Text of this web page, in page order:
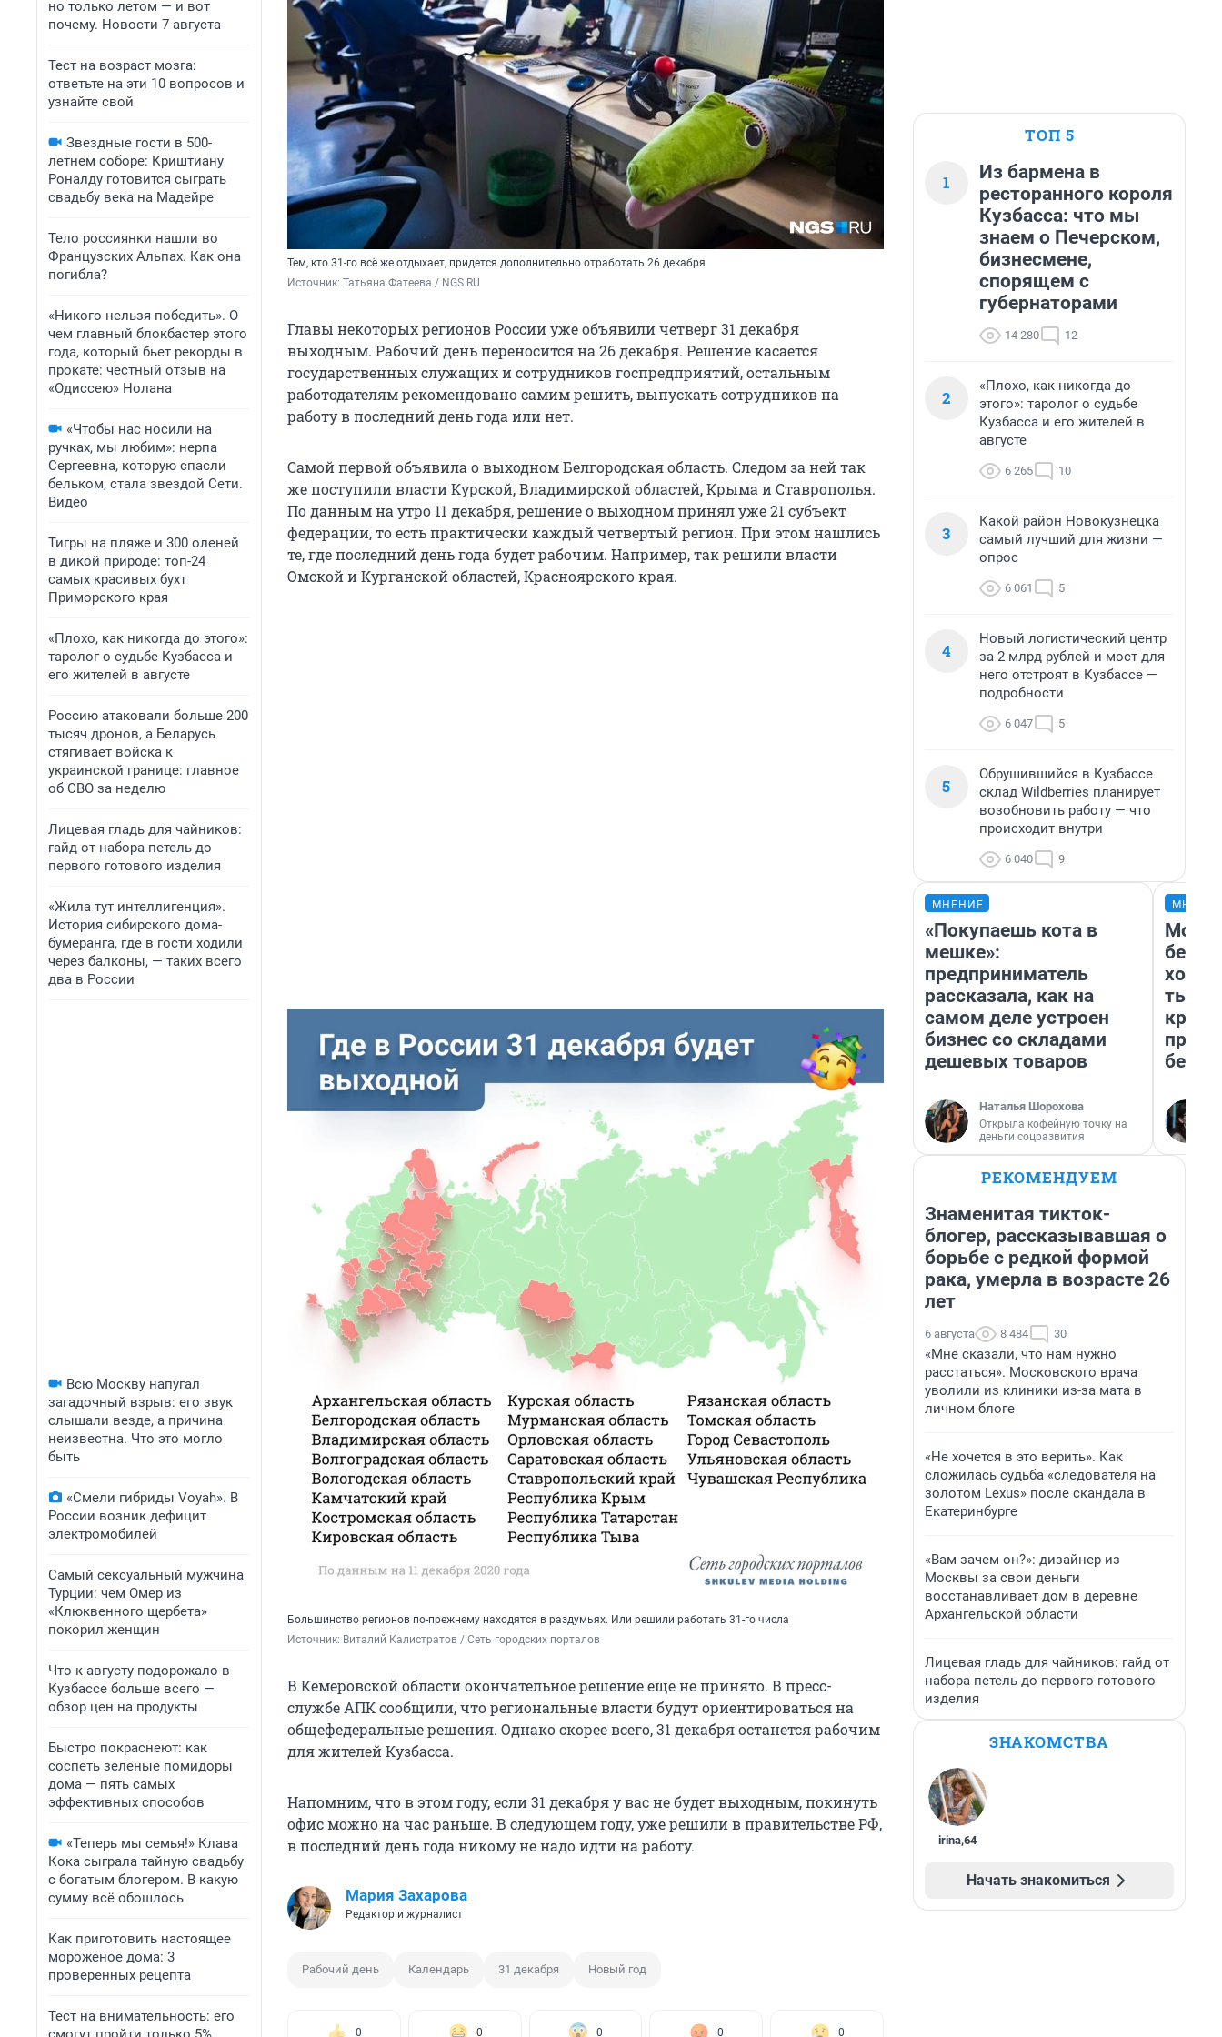
но только летом — и вот
почему. Новости 7 августа
Тест на возраст мозга:
ответьте на эти 10 вопросов и
узнайте свой
Звездные гости в 500-
летнем соборе: Криштиану
Роналду готовится сыграть
свадьбу века на Мадейре
Тело россиянки нашли во
Французских Альпах. Как она
погибла?
«Никого нельзя победить». О
чем главный блокбастер этого
года, который бьет рекорды в
прокате: честный отзыв на
«Одиссею» Нолана
«Чтобы нас носили на
ручках, мы любим»: нерпа
Сергеевна, которую спасли
бельком, стала звездой Сети.
Видео
Тигры на пляже и 300 оленей
в дикой природе: топ-24
самых красивых бухт
Приморского края
«Плохо, как никогда до этого»:
таролог о судьбе Кузбасса и
его жителей в августе
Россию атаковали больше 200
тысяч дронов, а Беларусь
стягивает войска к
украинской границе: главное
об СВО за неделю
Лицевая гладь для чайников:
гайд от набора петель до
первого готового изделия
«Жила тут интеллигенция».
История сибирского дома-
бумеранга, где в гости ходили
через балконы, — таких всего
два в России
Всю Москву напугал
загадочный взрыв: его звук
слышали везде, а причина
неизвестна. Что это могло
быть
«Смели гибриды Voyah». В
России возник дефицит
электромобилей
Самый сексуальный мужчина
Турции: чем Омер из
«Клюквенного щербета»
покорил женщин
Что к августу подорожало в
Кузбассе больше всего —
обзор цен на продукты
Быстро покраснеют: как
соспеть зеленые помидоры
дома — пять самых
эффективных способов
«Теперь мы семья!» Клава
Кока сыграла тайную свадьбу
с богатым блогером. В какую
сумму всё обошлось
Как приготовить настоящее
мороженое дома: 3
проверенных рецепта
Тест на внимательность: его
Тем, кто 31-го всё же отдыхает, придется дополнительно отработать 26 декабря
Источник: Татьяна Фатеева / NGS.RU
Главы некоторых регионов России уже объявили четверг 31 декабря
выходным. Рабочий день переносится на 26 декабря. Решение касается
государственных служащих и сотрудников госпредприятий, остальным
работодателям рекомендовано самим решить, выпускать сотрудников на
работу в последний день года или нет.
Самой первой объявила о выходном Белгородская область. Следом за ней так
же поступили власти Курской, Владимирской областей, Крыма и Ставрополья.
По данным на утро 11 декабря, решение о выходном принял уже 21 субъект
федерации, то есть практически каждый четвертый регион. При этом нашлись
те, где последний день года будет рабочим. Например, так решили власти
Омской и Курганской областей, Красноярского края.
Большинство регионов по-прежнему находятся в раздумьях. Или решили работать 31-го числа
Источник: Виталий Калистратов / Сеть городских порталов
В Кемеровской области окончательное решение еще не принято. В пресс-
службе АПК сообщили, что региональные власти будут ориентироваться на
общефедеральные решения. Однако скорее всего, 31 декабря останется рабочим
для жителей Кузбасса.
Напомним, что в этом году, если 31 декабря у вас не будет выходным, покинуть
офис можно на час раньше. В следующем году, уже решили в правительстве РФ,
в последний день года никому не надо идти на работу.
Мария Захарова
Редактор и журналист
Рабочий день Календарь 31 декабря Новый год
0 0 0 0 0
ТОП 5
1
Из бармена в
ресторанного короля
Кузбасса: что мы
знаем о Печерском,
бизнесмене,
спорящем с
губернаторами
14 280 12
2
«Плохо, как никогда до
этого»: таролог о судьбе
Кузбасса и его жителей в
августе
6 265 10
3
Какой район Новокузнецка
самый лучший для жизни —
опрос
6 061 5
4
Новый логистический центр
за 2 млрд рублей и мост для
него отстроят в Кузбассе —
подробности
6 047 5
5
Обрушившийся в Кузбассе
склад Wildberries планирует
возобновить работу — что
происходит внутри
6 040 9
МНЕНИЕ
«Покупаешь кота в
мешке»:
предприниматель
рассказала, как на
самом деле устроен
бизнес со складами
дешевых товаров
Наталья Шорохова
Открыла кофейную точку на
деньги соцразвития
Мой
РЕКОМЕНДУЕМ
Знаменитая тикток-
блогер, рассказывавшая о
борьбе с редкой формой
рака, умерла в возрасте 26
лет
6 августа 8 484 30
«Мне сказали, что нам нужно
расстаться». Московского врача
уволили из клиники из-за мата в
личном блоге
«Не хочется в это верить». Как
сложилась судьба «следователя на
золотом Lexus» после скандала в
Екатеринбурге
«Вам зачем он?»: дизайнер из
Москвы за свои деньги
восстанавливает дом в деревне
Архангельской области
Лицевая гладь для чайников: гайд от
набора петель до первого готового
изделия
ЗНАКОМСТВА
irina,64
Начать знакомиться